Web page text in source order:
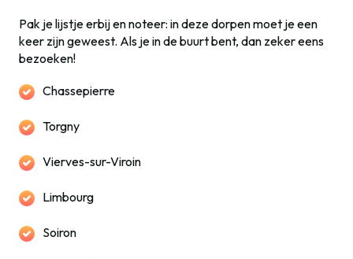
Pak je lijstje erbij en noteer: in deze dorpen moet je een
keer zijn geweest. Als je in de buurt bent, dan zeker eens
bezoeken!
Chassepierre
Torgny
Vierves-sur-Viroin
Limbourg
Soiron